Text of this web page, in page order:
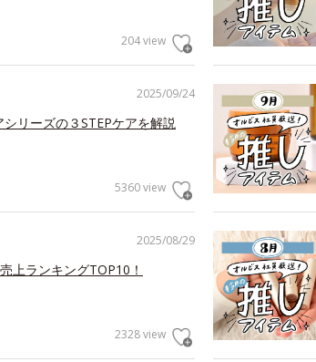
204 view
2025/09/24
リーズの３STEPケアを解説
5360 view
2025/08/29
上ランキングTOP10！
2328 view